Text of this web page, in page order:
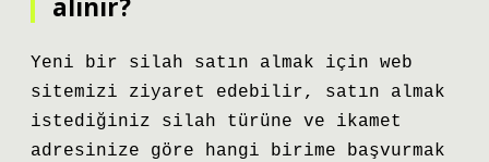
alınır?
Yeni bir silah satın almak için web
sitemizi ziyaret edebilir, satın almak
istediğiniz silah türüne ve ikamet
adresinize göre hangi birime başvurmak